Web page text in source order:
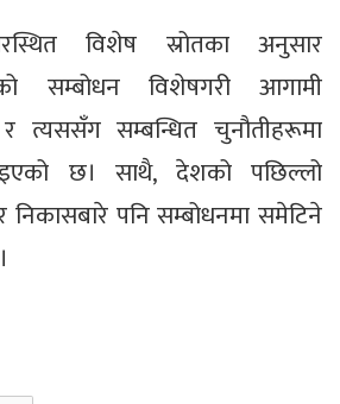
विशेष स्रोतका अनुसार
सम्बोधन विशेषगरी आगामी
र त्यससँग सम्बन्धित चुनौतीहरूमा
छ। साथै, देशको पछिल्लो
निकासबारे पनि सम्बोधनमा समेटिने